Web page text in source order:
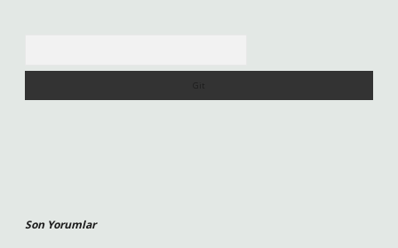
Son Yorumlar